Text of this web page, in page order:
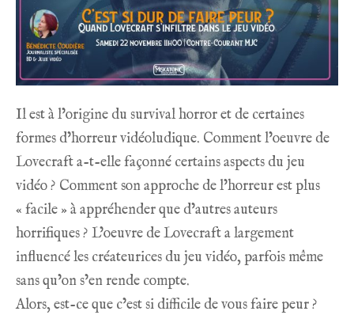
Il est à l’origine du survival horror et de certaines
formes d’horreur vidéoludique. Comment l’oeuvre de
Lovecraft a-t-elle façonné certains aspects du jeu
vidéo ? Comment son approche de l’horreur est plus
« facile » à appréhender que d’autres auteurs
horrifiques ? L’oeuvre de Lovecraft a largement
influencé les créateurices du jeu vidéo, parfois même
sans qu’on s’en rende compte.
Alors, est-ce que c’est si difficile de vous faire peur ?